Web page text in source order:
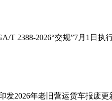
T 2388-2026“交规”7月1
发2026年老旧营运货车报废